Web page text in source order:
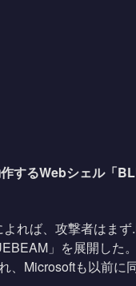
するWebシェル「
れば、攻撃者はま
」を展開した
、Microsoftも以前に